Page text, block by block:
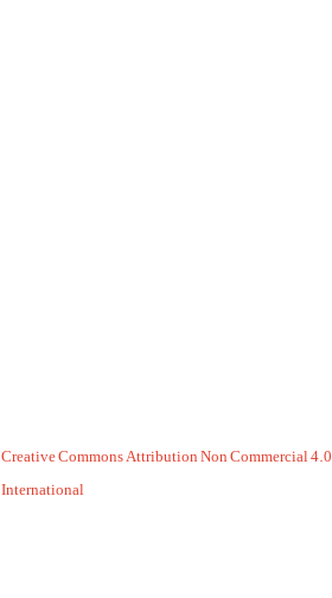
Creative Commons Attribution Non Commercial 4.0
International